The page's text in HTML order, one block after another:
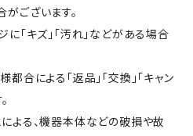
ございます。
「キズ」「汚れ」などがある場合
合による「返品」「交換」「キャン
よる、機器本体などの破損や故